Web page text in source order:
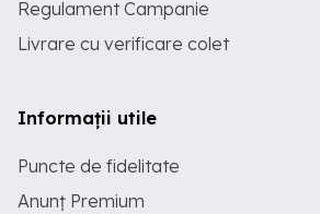
Regulament Campanie
Livrare cu verificare colet
Informații utile
Puncte de fidelitate
Anunț Premium